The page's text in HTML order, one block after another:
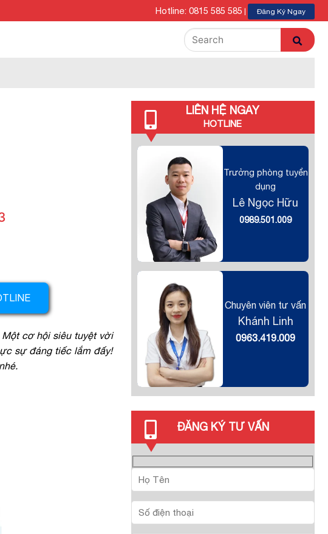
Hotline: 0815 585 585 Đăng Ký Ngay
cơ hội siêu tuyệt vời
sự đáng tiếc lắm đấy!
LIÊN HỆ NGAY
HOTLINE
Trưởng phòng tuyển
dụng
Lê Ngọc Hữu
0989.501.009
Chuyên viên tư vấn
Khánh Linh
0963.419.009
ĐĂNG KÝ TƯ VẤN